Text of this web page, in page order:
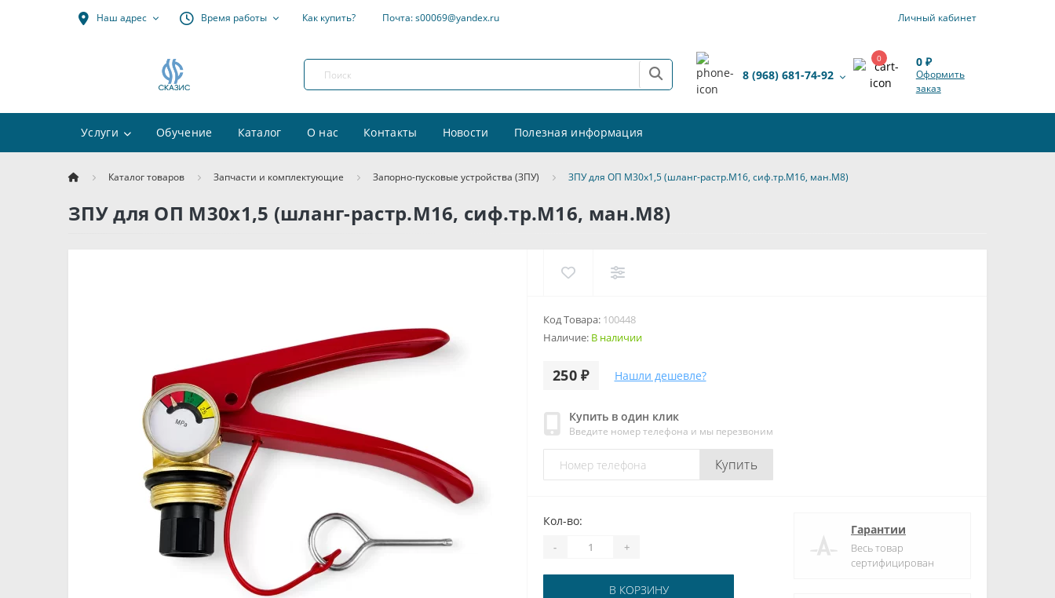
Наш адрес Время работы Как купить? Почта: s00069@yandex.ru Личный кабинет
8 (968) 681-74-92
0 0 ₽
Оформить
заказ
Услуги Обучение Каталог О нас Контакты Новости Полезная информация
Каталог товаров Запчасти и комплектующие Запорно-пусковые устройства (ЗПУ) ЗПУ для ОП М30х1,5 (шланг-растр.М16, сиф.тр.М16, ман.М8)
ЗПУ для ОП М30х1,5 (шланг-растр.М16, сиф.тр.М16, ман.М8)
Код Товара: 100448
Наличие: В наличии
250 ₽ Нашли дешевле?
Купить в один клик
Введите номер телефона и мы перезвоним
Купить
Кол-во:
- +
В КОРЗИНУ
Гарантии
Весь товар
сертифицирован